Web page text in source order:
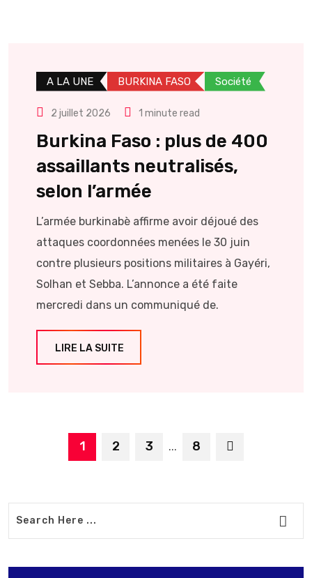
A LA UNE BURKINA FASO Société
2 juillet 2026 1 minute read
Burkina Faso : plus de 400
assaillants neutralisés,
selon l’armée
L’armée burkinabè affirme avoir déjoué des
attaques coordonnées menées le 30 juin
contre plusieurs positions militaires à Gayéri,
Solhan et Sebba. L’annonce a été faite
mercredi dans un communiqué de.
LIRE LA SUITE
1 2 3 ... 8